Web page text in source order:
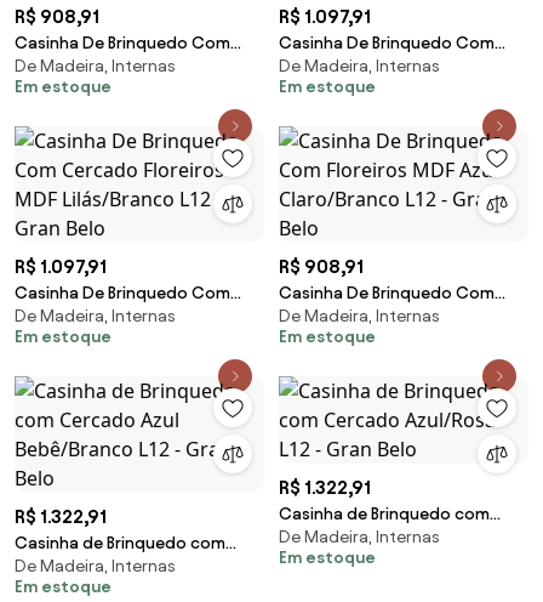
R$ 908,91
Casinha De Brinquedo Com
Floreiros MDF Amarelo/Branco
L12 - Gran Belo
De Madeira, Internas
Em estoque
R$ 1.097,91
Casinha De Brinquedo Com
Cercado Floreiros MDF
Verde/Branco L12 - Gran Belo
De Madeira, Internas
Em estoque
R$ 1.097,91
Casinha De Brinquedo Com
Cercado Floreiros MDF
Lilás/Branco L12 - Gran Belo
De Madeira, Internas
Em estoque
R$ 908,91
Casinha De Brinquedo Com
Floreiros MDF Azul Claro/Branco
L12 - Gran Belo
De Madeira, Internas
Em estoque
R$ 1.322,91
Casinha de Brinquedo com
Cercado Azul Bebê/Branco L12 -
Gran Belo
De Madeira, Internas
Em estoque
R$ 1.322,91
Casinha de Brinquedo com
Cercado Azul/Rosa L12 - Gran
Belo
De Madeira, Internas
Em estoque